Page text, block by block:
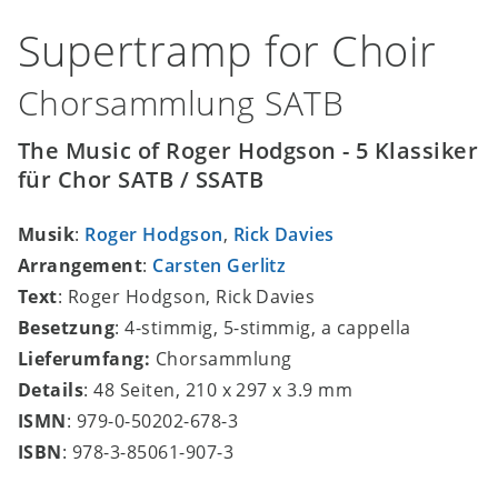
Supertramp for Choir
Chorsammlung SATB
The Music of Roger Hodgson - 5 Klassiker
für Chor SATB / SSATB
Musik: Roger Hodgson, Rick Davies
Arrangement: Carsten Gerlitz
Text: Roger Hodgson, Rick Davies
Besetzung: 4-stimmig, 5-stimmig, a cappella
Lieferumfang: Chorsammlung
Details: 48 Seiten, 210 x 297 x 3.9 mm
ISMN: 979-0-50202-678-3
ISBN: 978-3-85061-907-3